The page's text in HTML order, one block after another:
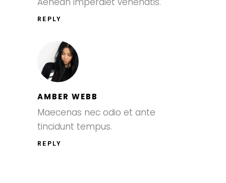
REPLY
AMBER WEBB
Maecenas nec odio et ante
tincidunt tempus.
REPLY